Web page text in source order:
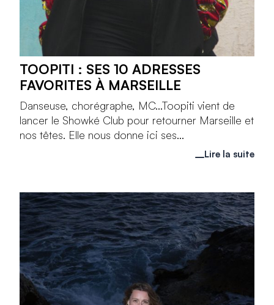
TOOPITI : SES 10 ADRESSES
FAVORITES À MARSEILLE
Danseuse, chorégraphe, MC...Toopiti vient de
lancer le Showké Club pour retourner Marseille et
nos têtes. Elle nous donne ici ses...
Lire la suite